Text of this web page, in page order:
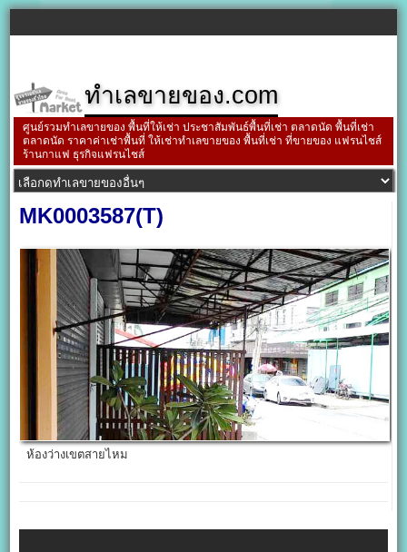
ทำเลขายของ.com
ศูนย์รวมทำเลขายของ พื้นที่ให้เช่า ประชาสัมพันธ์พื้นที่เช่า ตลาดนัด พื้นที่เช่า
ตลาดนัด ราคาค่าเช่าพื้นที่ ให้เช่าทำเลขายของ พื้นที่เช่า ที่ขายของ แฟรนไชส์
ร้านกาแฟ ธุรกิจแฟรนไชส์
MK0003587(T)
ห้องว่างเขตสายไหม